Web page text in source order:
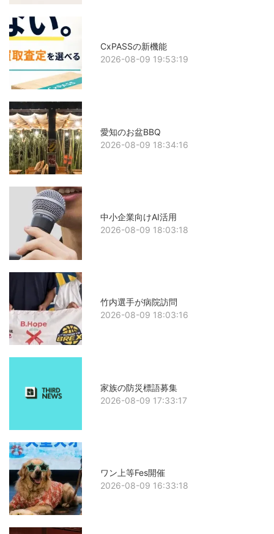
CxPASSの新機能
2026-08-09 19:53:19
愛知のお盆BBQ
2026-08-09 18:34:16
中小企業向けAI活用
2026-08-09 18:03:18
竹内選手が病院訪問
2026-08-09 18:03:16
家族の防災標語募集
2026-08-09 17:33:17
ワン上等Fes開催
2026-08-09 16:33:18